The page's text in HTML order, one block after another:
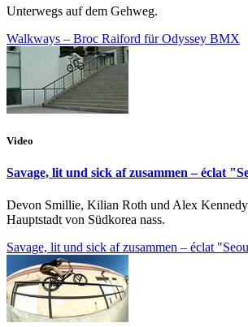
Unterwegs auf dem Gehweg.
Walkways – Broc Raiford für Odyssey BMX
Video
Savage, lit und sick af zusammen – éclat
Devon Smillie, Kilian Roth und Alex
Hauptstadt von Südkorea nass.
Savage, lit und sick af zusammen – éclat